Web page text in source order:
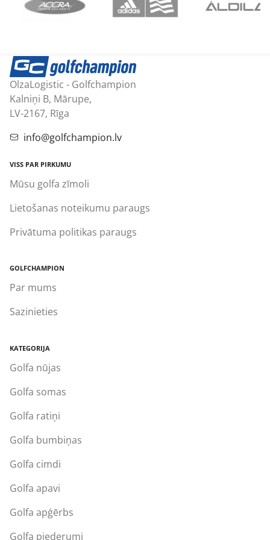
OlzaLogistic - Golfchampion
Kalniņi B, Mārupe,
LV-2167, Rīga
info@golfchampion.lv
VISS PAR PIRKUMU
Mūsu golfa zīmoli
Lietošanas noteikumu paraugs
Privātuma politikas paraugs
GOLFCHAMPION
Par mums
Sazinieties
KATEGORIJA
Golfa nūjas
Golfa somas
Golfa ratiņi
Golfa bumbiņas
Golfa cimdi
Golfa apavi
Golfa apģērbs
Golfa piederumi